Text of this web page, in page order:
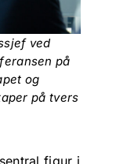
ved
på
og
på tvers